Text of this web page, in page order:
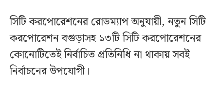
সিটি করপোরেশনের রোডম্যাপ অনুযায়ী, নতুন সিটি
করপোরেশন বগুড়াসহ ১৩টি সিটি করপোরেশনের
কোনোটিতেই নির্বাচিত প্রতিনিধি না থাকায় সবই
নির্বাচনের উপযোগী।